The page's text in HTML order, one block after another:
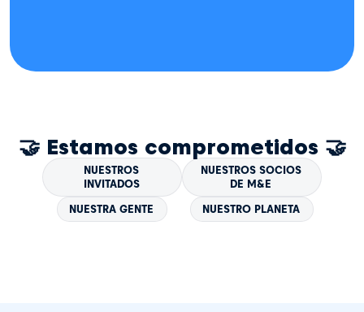
🤝 Estamos comprometidos 🤝
NUESTROS
INVITADOS
NUESTROS SOCIOS
DE M&E
NUESTRA GENTE
NUESTRO PLANETA